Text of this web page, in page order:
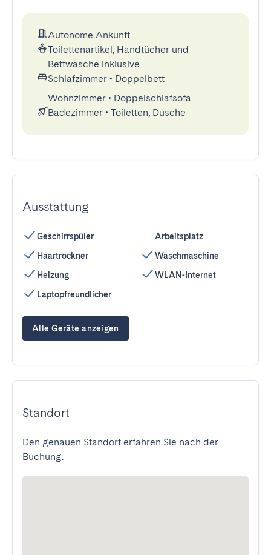
Autonome Ankunft
Toilettenartikel, Handtücher und
Bettwäsche inklusive
Schlafzimmer • Doppelbett
Wohnzimmer • Doppelschlafsofa
Badezimmer • Toiletten, Dusche
Ausstattung
Geschirrspüler
Haartrockner
Heizung
Laptopfreundlicher
Arbeitsplatz
Waschmaschine
WLAN-Internet
Alle Geräte anzeigen
Standort
Den genauen Standort erfahren Sie nach der
Buchung.